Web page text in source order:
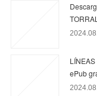
ePub